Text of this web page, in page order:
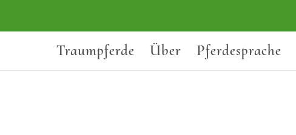
Traumpferde Über Pferdesprache